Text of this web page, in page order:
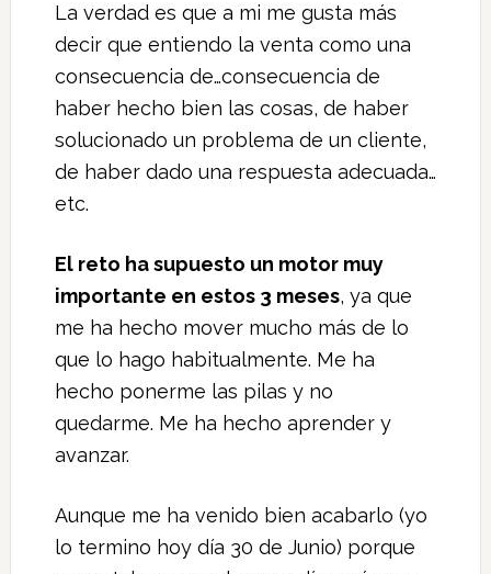
La verdad es que a mi me gusta más
decir que entiendo la venta como una
consecuencia de…consecuencia de
haber hecho bien las cosas, de haber
solucionado un problema de un cliente,
de haber dado una respuesta adecuada…
etc.
El reto ha supuesto un motor muy
importante en estos 3 meses, ya que
me ha hecho mover mucho más de lo
que lo hago habitualmente. Me ha
hecho ponerme las pilas y no
quedarme. Me ha hecho aprender y
avanzar.
Aunque me ha venido bien acabarlo (yo
lo termino hoy día 30 de Junio) porque